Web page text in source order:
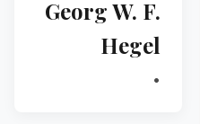
Georg W. F.
Hegel
•